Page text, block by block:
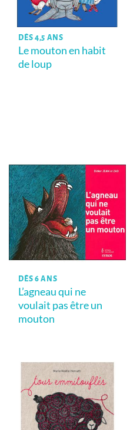
DÈS 4,5 ANS
Le mouton en habit
de loup
DÈS 6 ANS
L’agneau qui ne
voulait pas être un
mouton